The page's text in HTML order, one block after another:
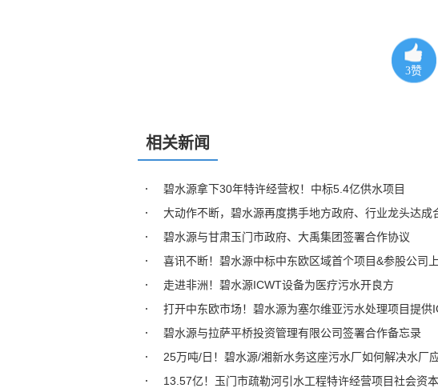
3赞
相关新闻
碧水源拿下30年特许经营权！中标5.4亿供水项目
大动作不断，碧水源再度携手地方政府、行业龙头达成
碧水源与甘肃玉门市政府、大禹集团签署合作协议
喜讯不断！碧水源中标中东欧区域首个项目&参股公司
走进非洲！碧水源ICWT设备为医疗污水开良方
打开中东欧市场！碧水源为塞尔维亚污水处理项目提供
碧水源与拉萨平桥投资管理有限公司签署合作备忘录
25万吨/日！碧水源/湘新水务这座污水厂如何解决水厂
13.57亿！玉门市疏勒河引水工程特许经营项目社会资